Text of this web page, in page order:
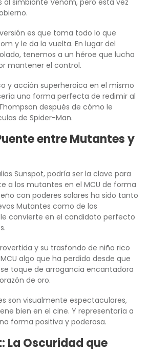
al simbionte Venom, pero esta vez
es que toma todo lo que
y le da la vuelta. En lugar del
tenemos a un héroe que lucha
mantener el control.
y acción superheroica en el mismo
una forma perfecta de redimir al
después de cómo le
de Spider-Man.
entre Mutantes y
Sunspot, podría ser la clave para
a los mutantes en el MCU de forma
con poderes solares ha sido tanto
Mutantes como de los
convierte en el candidato perfecto
y su trasfondo de niño rico
algo que ha perdido desde que
toque de arrogancia encantadora
de oro.
son visualmente espectaculares,
bien en el cine. Y representaría a
forma positiva y poderosa.
La Oscuridad que